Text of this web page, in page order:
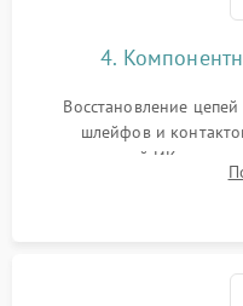
4.
Восстановление
шлейфов и
неисправной ИК-
очистка плат и